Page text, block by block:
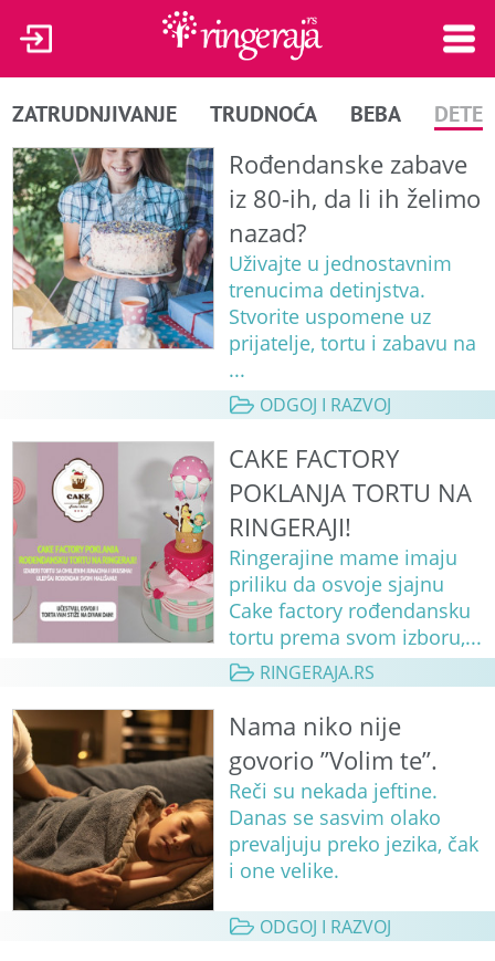
ZATRUDNJIVANJE TRUDNOĆA BEBA DETE
Rođendanske zabave
iz 80-ih, da li ih želimo
nazad?
Uživajte u jednostavnim
trenucima detinjstva.
Stvorite uspomene uz
prijatelje, tortu i zabavu na
...
ODGOJ I RAZVOJ
CAKE FACTORY
POKLANJA TORTU NA
RINGERAJI!
Ringerajine mame imaju
priliku da osvoje sjajnu
Cake factory rođendansku
tortu prema svom izboru,...
RINGERAJA.RS
Nama niko nije
govorio ”Volim te”.
Reči su nekada jeftine.
Danas se sasvim olako
prevaljuju preko jezika, čak
i one velike.
ODGOJ I RAZVOJ